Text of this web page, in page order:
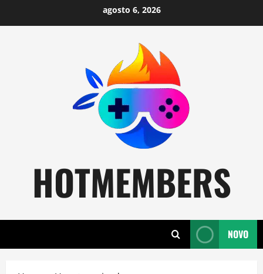
to
agosto 6, 2026
HOTMEMBERS
NOVO